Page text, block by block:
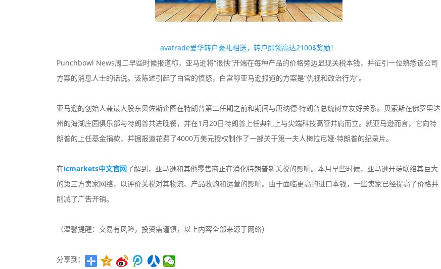
avatrade爱华转户豪礼相送，转户即领高达2100$奖励！
Punchbowl News周二早些时候报道称，亚马逊将“很快”开端在每种产品的价格旁边显现关税本钱，并征引一位熟悉该公司
方案的消息人士的话说。该陈述引起了白宫的愤怒，白宫称亚马逊报道的方案是“仇视和政治行为”。
亚马逊的创始人兼最大股东贝佐斯企图在特朗普第二任期之前和期间与唐纳德·特朗普总统树立友好关系。贝索斯在佛罗里达
州的海湖庄园俱乐部与特朗普共进晚餐，并在1月20日特朗普上任典礼上与尖端科技高管并肩而立。就亚马逊而言，它向特
朗普的上任基金捐款，并据报道花费了4000万美元授权制作了一部关于第一夫人梅拉尼娅·特朗普的纪录片。
在icmarkets中文官网了解到，亚马逊和其他零售商正在消化特朗普新关税的影响。本月早些时候，亚马逊开端联络其巨大
的第三方卖家网络，以评价关税对其物流、产品收购和运营的影响。由于面临更高的进口本钱，一些卖家已经提高了价格并
削减了广告开销。
（温馨提醒：交易有风险，投资需谨慎，以上内容全部来源于网络）
分享到：